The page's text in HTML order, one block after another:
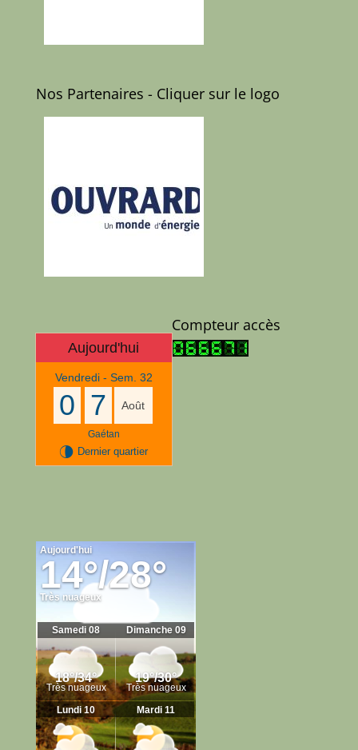
Nos Partenaires - Cliquer sur le logo
Aujourd'hui
Vendredi - Sem. 32
0 7 Août
Gaétan
U Dernier quartier
Compteur accès